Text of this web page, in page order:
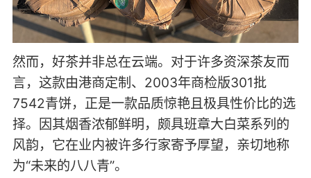
然而，好茶并非总在云端。对于许多资深茶友而
言，这款由港商定制、2003年商检版301批
7542青饼，正是一款品质惊艳且极具性价比的选
择。因其烟香浓郁鲜明，颇具班章大白菜系列的
风韵，它在业内被许多行家寄予厚望，亲切地称
为“未来的八八青”。